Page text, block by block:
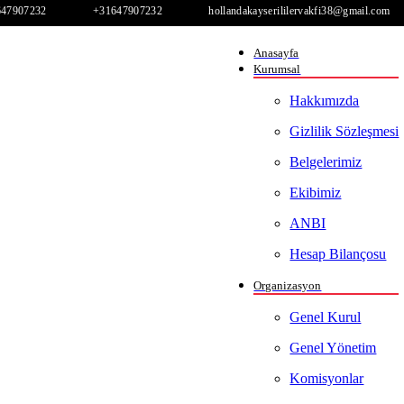
+31647907232 hollandakayserililervakfi38@gmail.com
Anasayfa
Kurumsal
Hakkımızda
Gizlilik Sözleşmesi
Belgelerimiz
Ekibimiz
ANBI
Hesap Bilançosu
Organizasyon
Genel Kurul
Genel Yönetim
Komisyonlar